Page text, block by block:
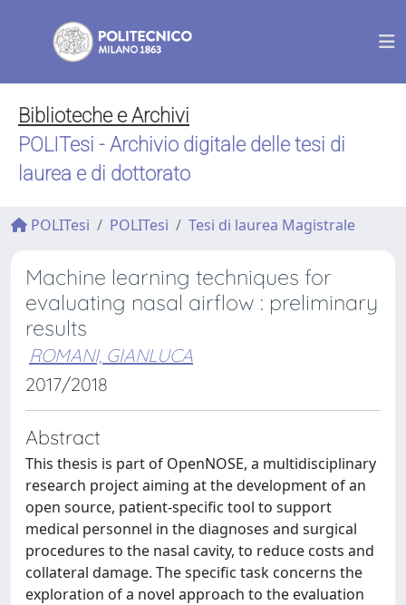
Biblioteche e Archivi
POLITesi - Archivio digitale delle tesi di
laurea e di dottorato
POLITesi POLITesi Tesi di laurea Magistrale
Machine learning techniques for
evaluating nasal airflow : preliminary
results
ROMANI, GIANLUCA
2017/2018
Abstract
This thesis is part of OpenNOSE, a multidisciplinary
research project aiming at the development of an
open source, patient-specific tool to support
medical personnel in the diagnoses and surgical
procedures to the nasal cavity, to reduce costs and
collateral damage. The specific task concerns the
exploration of a novel approach to the evaluation